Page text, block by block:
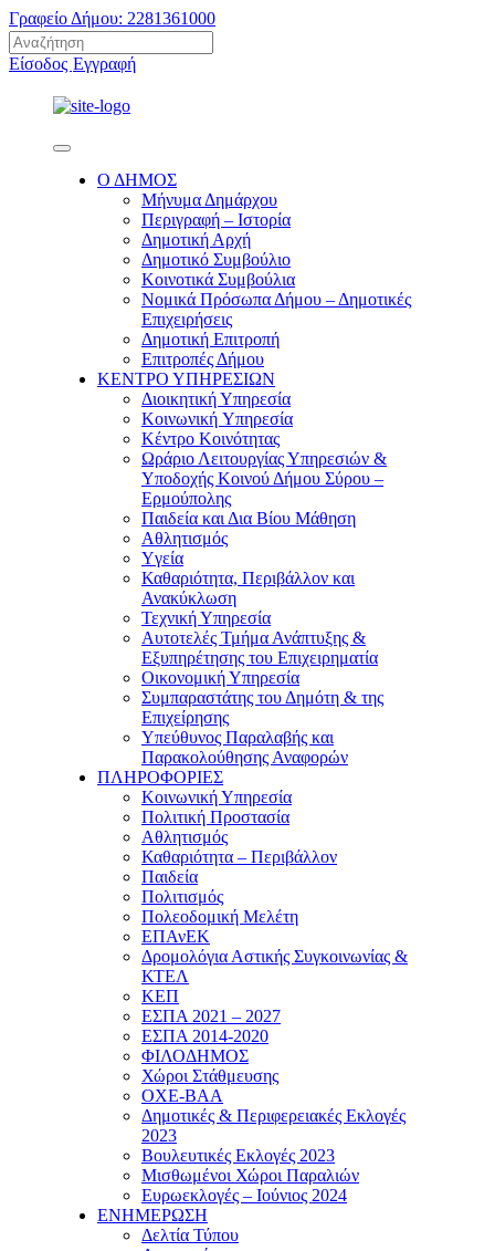
Γραφείο Δήμου: 2281361000
Είσοδος Εγγραφή
Ο ΔΗΜΟΣ
Μήνυμα Δημάρχου
Περιγραφή – Ιστορία
Δημοτική Αρχή
Δημοτικό Συμβούλιο
Κοινοτικά Συμβούλια
Νομικά Πρόσωπα Δήμου – Δημοτικές
Επιχειρήσεις
Δημοτική Επιτροπή
Επιτροπές Δήμου
ΚΕΝΤΡΟ ΥΠΗΡΕΣΙΩΝ
Διοικητική Υπηρεσία
Κοινωνική Yπηρεσία
Κέντρο Κοινότητας
Ωράριο Λειτουργίας Υπηρεσιών &
Υποδοχής Κοινού Δήμου Σύρου –
Ερμούπολης
Παιδεία και Δια Βίου Μάθηση
Αθλητισμός
Yγεία
Καθαριότητα, Περιβάλλον και
Ανακύκλωση
Τεχνική Υπηρεσία
Αυτοτελές Τμήμα Ανάπτυξης &
Εξυπηρέτησης του Επιχειρηματία
Οικονομική Υπηρεσία
Συμπαραστάτης του Δημότη & της
Επιχείρησης
Υπεύθυνος Παραλαβής και
Παρακολούθησης Αναφορών
ΠΛΗΡΟΦΟΡΙΕΣ
Κοινωνική Υπηρεσία
Πολιτική Προστασία
Αθλητισμός
Καθαριότητα – Περιβάλλον
Παιδεία
Πολιτισμός
Πολεοδομική Μελέτη
ΕΠΑνΕΚ
Δρομολόγια Αστικής Συγκοινωνίας &
ΚΤΕΛ
ΚΕΠ
ΕΣΠΑ 2021 – 2027
ΕΣΠΑ 2014-2020
ΦΙΛΟΔΗΜΟΣ
Χώροι Στάθμευσης
ΟΧΕ-ΒΑΑ
Δημοτικές & Περιφερειακές Εκλογές
2023
Βουλευτικές Εκλογές 2023
Μισθωμένοι Χώροι Παραλιών
Ευρωεκλογές – Ιούνιος 2024
ΕΝΗΜΕΡΩΣΗ
Δελτία Τύπου